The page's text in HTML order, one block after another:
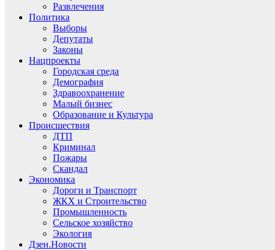
Развлечения
Политика
Выборы
Депутаты
Законы
Нацпроекты
Городская среда
Демография
Здравоохранение
Малый бизнес
Образование и Культура
Происшествия
ДТП
Криминал
Пожары
Скандал
Экономика
Дороги и Транспорт
ЖКХ и Строительство
Промышленность
Сельское хозяйство
Экология
Дзен.Новости